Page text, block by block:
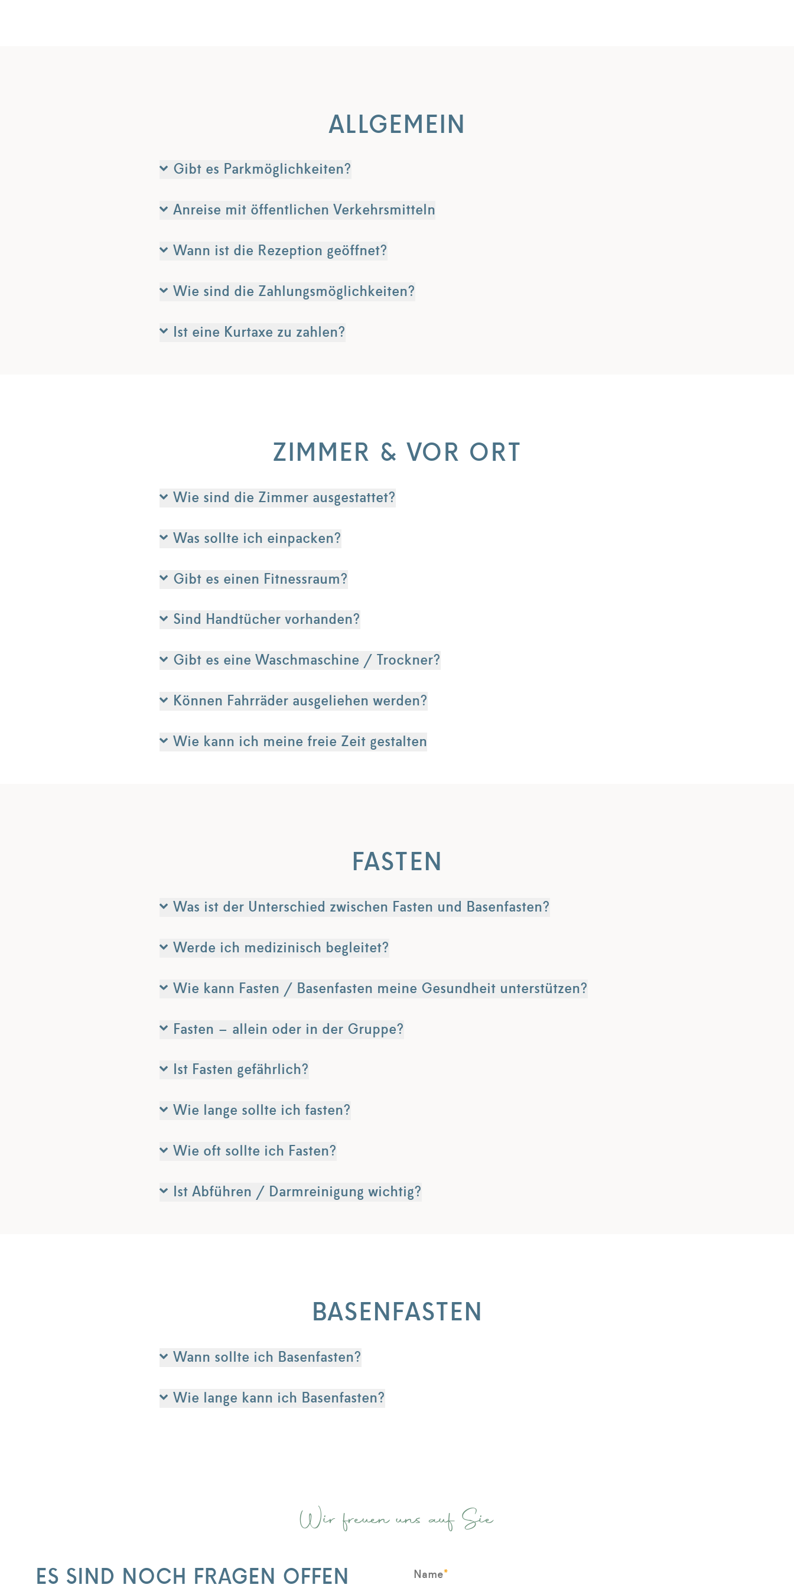
ALLGEMEIN
Gibt es Parkmöglichkeiten?
Anreise mit öffentlichen Verkehrsmitteln
Wann ist die Rezeption geöffnet?
Wie sind die Zahlungsmöglichkeiten?
Ist eine Kurtaxe zu zahlen?
ZIMMER & VOR ORT
Wie sind die Zimmer ausgestattet?
Was sollte ich einpacken?
Gibt es einen Fitnessraum?
Sind Handtücher vorhanden?
Gibt es eine Waschmaschine / Trockner?
Können Fahrräder ausgeliehen werden?
Wie kann ich meine freie Zeit gestalten
FASTEN
Was ist der Unterschied zwischen Fasten und Basenfasten?
Werde ich medizinisch begleitet?
Wie kann Fasten / Basenfasten meine Gesundheit unterstützen?
Fasten – allein oder in der Gruppe?
Ist Fasten gefährlich?
Wie lange sollte ich fasten?
Wie oft sollte ich Fasten?
Ist Abführen / Darmreinigung wichtig?
BASENFASTEN
Wann sollte ich Basenfasten?
Wie lange kann ich Basenfasten?
Wir freuen uns auf Sie
ES SIND NOCH FRAGEN OFFEN
Name*